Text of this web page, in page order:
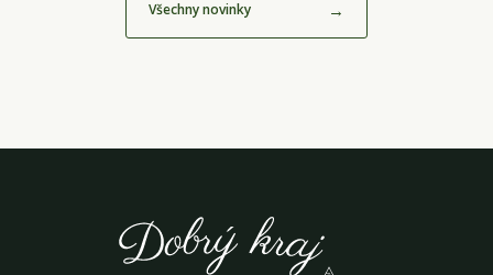
Všechny novinky →